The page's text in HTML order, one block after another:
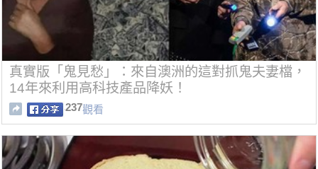
真實版「鬼見愁」：來自澳洲的這對抓鬼夫妻檔，
14年來利用高科技產品降妖！
237觀看